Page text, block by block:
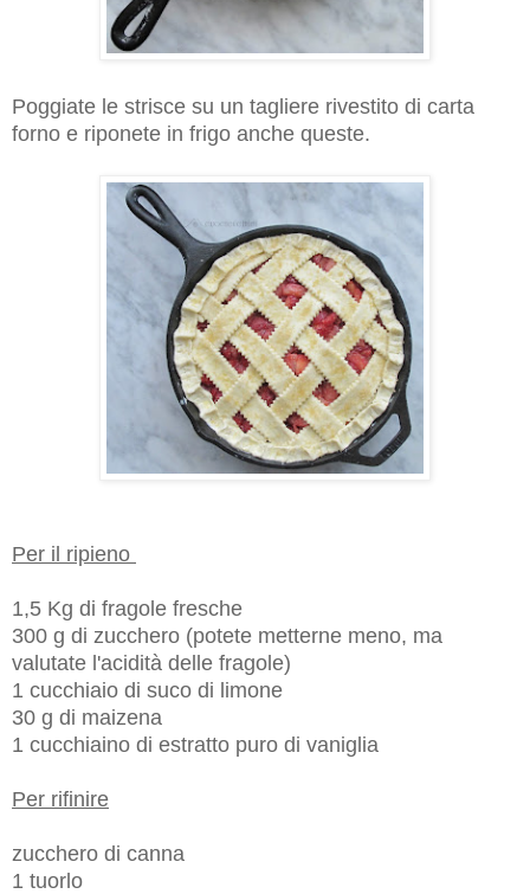
Poggiate le strisce su un tagliere rivestito di carta
forno e riponete in frigo anche queste.
Per il ripieno
1,5 Kg di fragole fresche
300 g di zucchero (potete metterne meno, ma
valutate l'acidità delle fragole)
1 cucchiaio di suco di limone
30 g di maizena
1 cucchiaino di estratto puro di vaniglia
Per rifinire
zucchero di canna
1 tuorlo